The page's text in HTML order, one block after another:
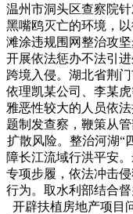
温州市洞头区查察院
黑嘴鸥灭亡的环境，
滩涂违规围网整治攻
开展依法惩办不法引
跨境入侵。湖北省荆
依理凯某公司、李某
雅恶性较大的人员依
题制发查察，鞭策从
扩散风险。整治河湖“
障长江流域行洪平安
专项步履，依法冲击
行为。取水利部结合
开辟扶植房地产项目